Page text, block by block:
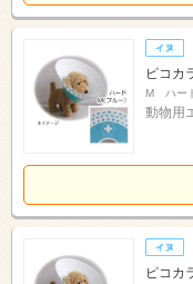
ピコカ
M ハー
動物用
ピコカ